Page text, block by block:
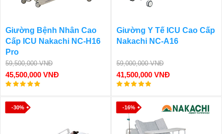
Giường Bệnh Nhân Cao
Cấp ICU Nakachi NC-H16
Pro
59,500,000 VNĐ
45,500,000 VNĐ
Giường Y Tế ICU Cao Cấp
Nakachi NC-A16
59,000,000 VNĐ
41,500,000 VNĐ
-30% -16%